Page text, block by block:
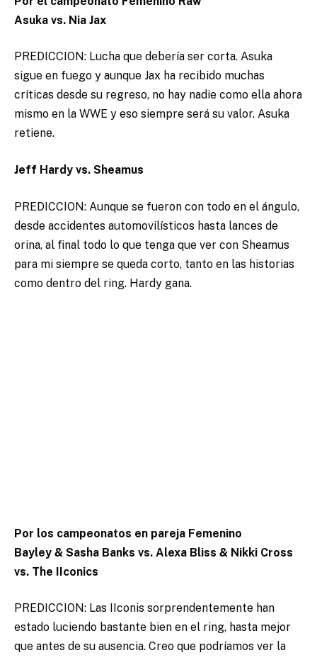
Asuka vs. Nia Jax
PREDICCION: Lucha que debería ser corta. Asuka
sigue en fuego y aunque Jax ha recibido muchas
críticas desde su regreso, no hay nadie como ella ahora
mismo en la WWE y eso siempre será su valor. Asuka
retiene.
Jeff Hardy vs. Sheamus
PREDICCION: Aunque se fueron con todo en el ángulo,
desde accidentes automovilísticos hasta lances de
orina, al final todo lo que tenga que ver con Sheamus
para mi siempre se queda corto, tanto en las historias
como dentro del ring. Hardy gana.
Por los campeonatos en pareja Femenino
Bayley & Sasha Banks vs. Alexa Bliss & Nikki Cross
vs. The IIconics
PREDICCION: Las IIconis sorprendentemente han
estado luciendo bastante bien en el ring, hasta mejor
que antes de su ausencia. Creo que podríamos ver la